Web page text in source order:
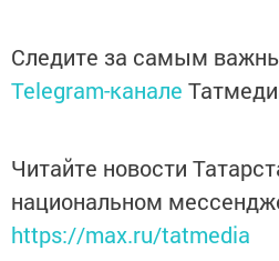
Следите за самым
Telegram-канале
Читайте новости
национальном
https://max.ru/tatmedia